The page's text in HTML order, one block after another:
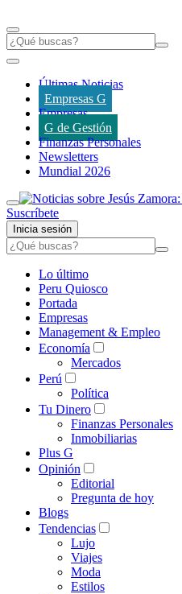
Últimas Noticias
Empresas G
Empresas
G de Gestión
Finanzas Personales
Newsletters
Mundial 2026
Suscríbete
Inicia sesión
Lo último
Peru Quiosco
Portada
Empresas
Management & Empleo
Economía
Mercados
Perú
Política
Tu Dinero
Finanzas Personales
Inmobiliarias
Plus G
Opinión
Editorial
Pregunta de hoy
Blogs
Tendencias
Lujo
Viajes
Moda
Estilos